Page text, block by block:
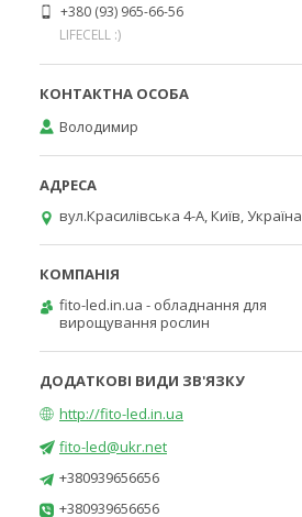
+380 (93) 965-66-56
LIFECELL :)
Володимир
вул.Красилівська 4-А, Київ, Україна
fito-led.in.ua - обладнання для
вирощування рослин
http://fito-led.in.ua
fito-led@ukr.net
+380939656656
+380939656656